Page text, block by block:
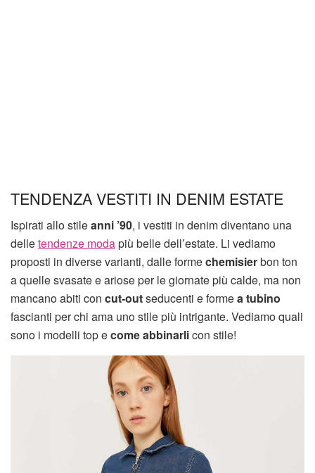
TENDENZA VESTITI IN DENIM ESTATE
Ispirati allo stileanni ’90, i vestiti in denim diventano una
delletendenze modapiù belle dell’estate. Li vediamo
proposti in diverse varianti, dalle formechemisierbon ton
a quelle svasate e ariose per le giornate più calde, ma non
mancano abiti con cut-outseducenti e formea tubino
fascianti per chi ama uno stile più intrigante. Vediamo quali
sono i modelli top ecome abbinarlicon stile!